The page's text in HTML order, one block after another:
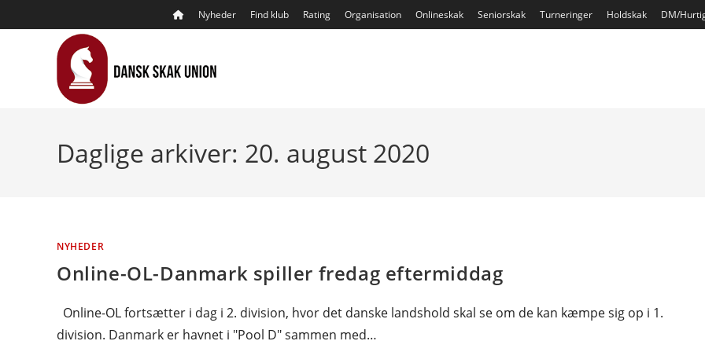
to
Nyheder Find klub Rating Organisation Onlineskak Seniorskak Turneringer Holdskak DM/
Daglige arkiver: 20. august 2020
NYHEDER
Online-OL-Danmark spiller fredag eftermiddag
Online-OL fortsætter i dag i 2. division, hvor det danske landshold skal se om de kan kæmpe sig op i 1.
division. Danmark er havnet i "Pool D" sammen med…